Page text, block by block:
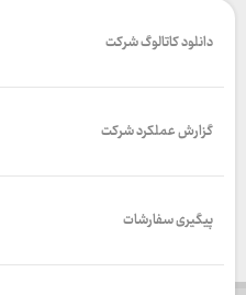
دانلود کاتالوگ شرکت
گزارش عملکرد شرکت
پیگیری سفارشات